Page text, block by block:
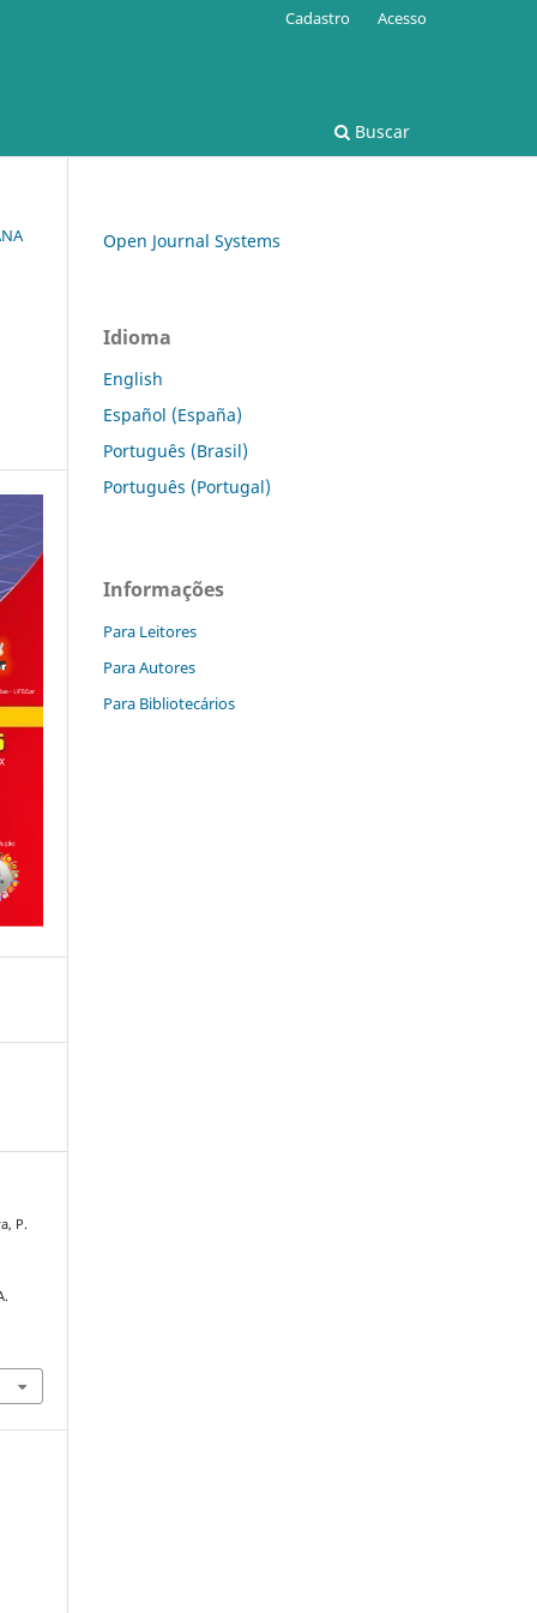
Buscar
Cadastro Acesso
P.
Open Journal Systems
Idioma
English
Español (España)
Português (Brasil)
Português (Portugal)
Informações
Para Leitores
Para Autores
Para Bibliotecários